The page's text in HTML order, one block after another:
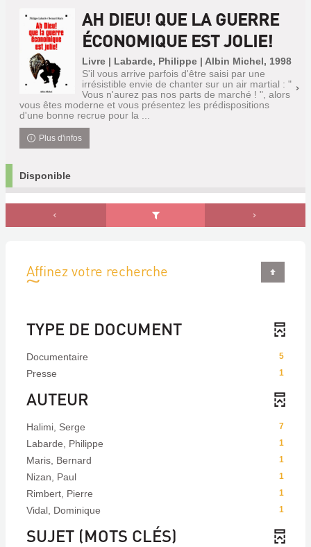
AH DIEU! QUE LA GUERRE
ÉCONOMIQUE EST JOLIE!
Livre | Labarde, Philippe | Albin Michel, 1998
S'il vous arrive parfois d'être saisi par une
irrésistible envie de chanter sur un air martial : "
Vous n'aurez pas nos parts de marché ! ", alors
vous êtes moderne et vous présentez les prédispositions
d'une bonne recrue pour la ...
Plus d'infos
Disponible
Affinez votre recherche
TYPE DE DOCUMENT
5
Documentaire
1
Presse
AUTEUR
7
Halimi, Serge
1
Labarde, Philippe
1
Maris, Bernard
1
Nizan, Paul
1
Rimbert, Pierre
1
Vidal, Dominique
SUJET (MOTS CLÉS)